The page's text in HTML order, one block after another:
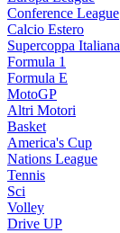
Conference League
Calcio Estero
Supercoppa Italiana
Formula 1
Formula E
MotoGP
Altri Motori
Basket
America's Cup
Nations League
Tennis
Sci
Volley
Drive UP